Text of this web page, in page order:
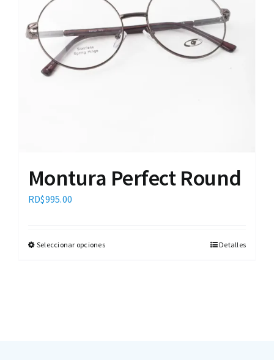
Montura Perfect Round
RD$995.00
Seleccionar opciones Detalles